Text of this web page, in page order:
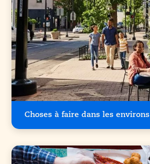
Choses à faire dans les environs